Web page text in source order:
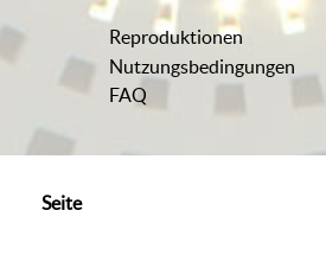
Reproduktionen
Nutzungsbedingungen
FAQ
Seite